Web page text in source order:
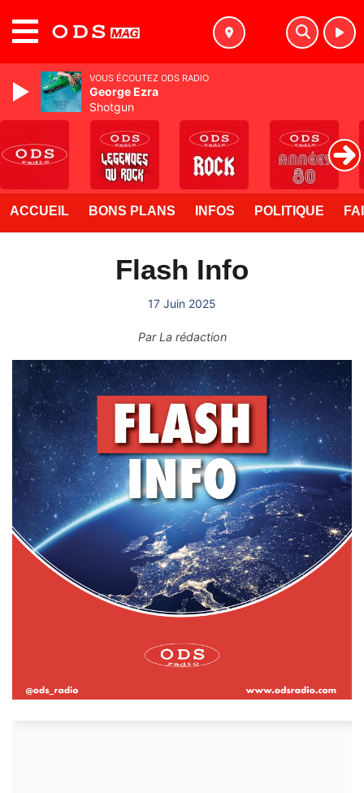
ACCUEIL BONS PLANS INFOS POLITIQUE
Flash Info
17 Juin 2025
ParLa rédaction
VOUS ÉCOUTEZ ODS RADIO
George Ezra
Shotgun